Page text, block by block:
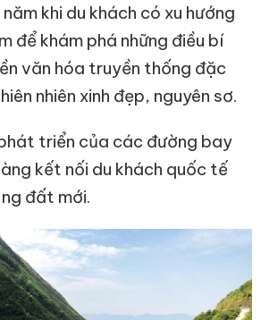
khi du khách có xu hướng
để khám phá những điều bí
văn hóa truyền thống đặc
nhiên xinh đẹp, nguyên sơ.
triển của các đường bay
kết nối du khách quốc tế
đất mới.